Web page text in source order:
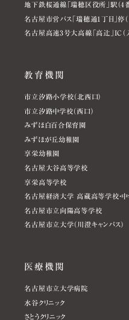
地下鉄桜通線「瑞穂区役所」駅（4
名古屋市営バス「瑞穂通1丁目」停
名古屋高速3号大高線「高辻」IC（
教育機関
市立汐路小学校（北西口）
市立汐路中学校（西口）
みずほ白百合保育園
みずほが丘幼稚園
享栄幼稚園
名古屋大谷高等学校
享栄高等学校
名古屋経済大学 高蔵高等学校・
名古屋市立向陽高等学校
名古屋市立大学（川澄キャンパス）
医療機関
名古屋市立大学病院
水谷クリニック
さとうクリニック